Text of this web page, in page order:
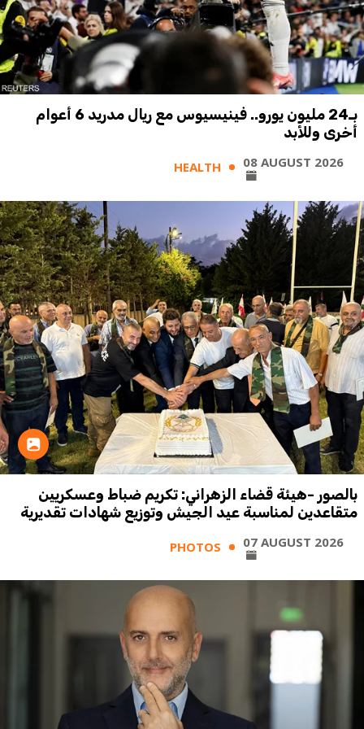
بـ24 مليون يورو.. فينيسيوس مع ريال مدريد 6 أعوام
أخرى وللأبد
HEALTH 08 AUGUST 2026
بالصور -هيئة قضاء الزهراني: تكريم ضباط وعسكريين
متقاعدين لمناسبة عيد الجيش وتوزيع شهادات تقديرية
PHOTOS 07 AUGUST 2026